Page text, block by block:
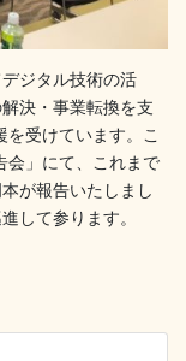
ジタル技術の活
決・事業転換を支
を受けています。こ
会」にて、これまで
が報告いたしまし
して参ります。